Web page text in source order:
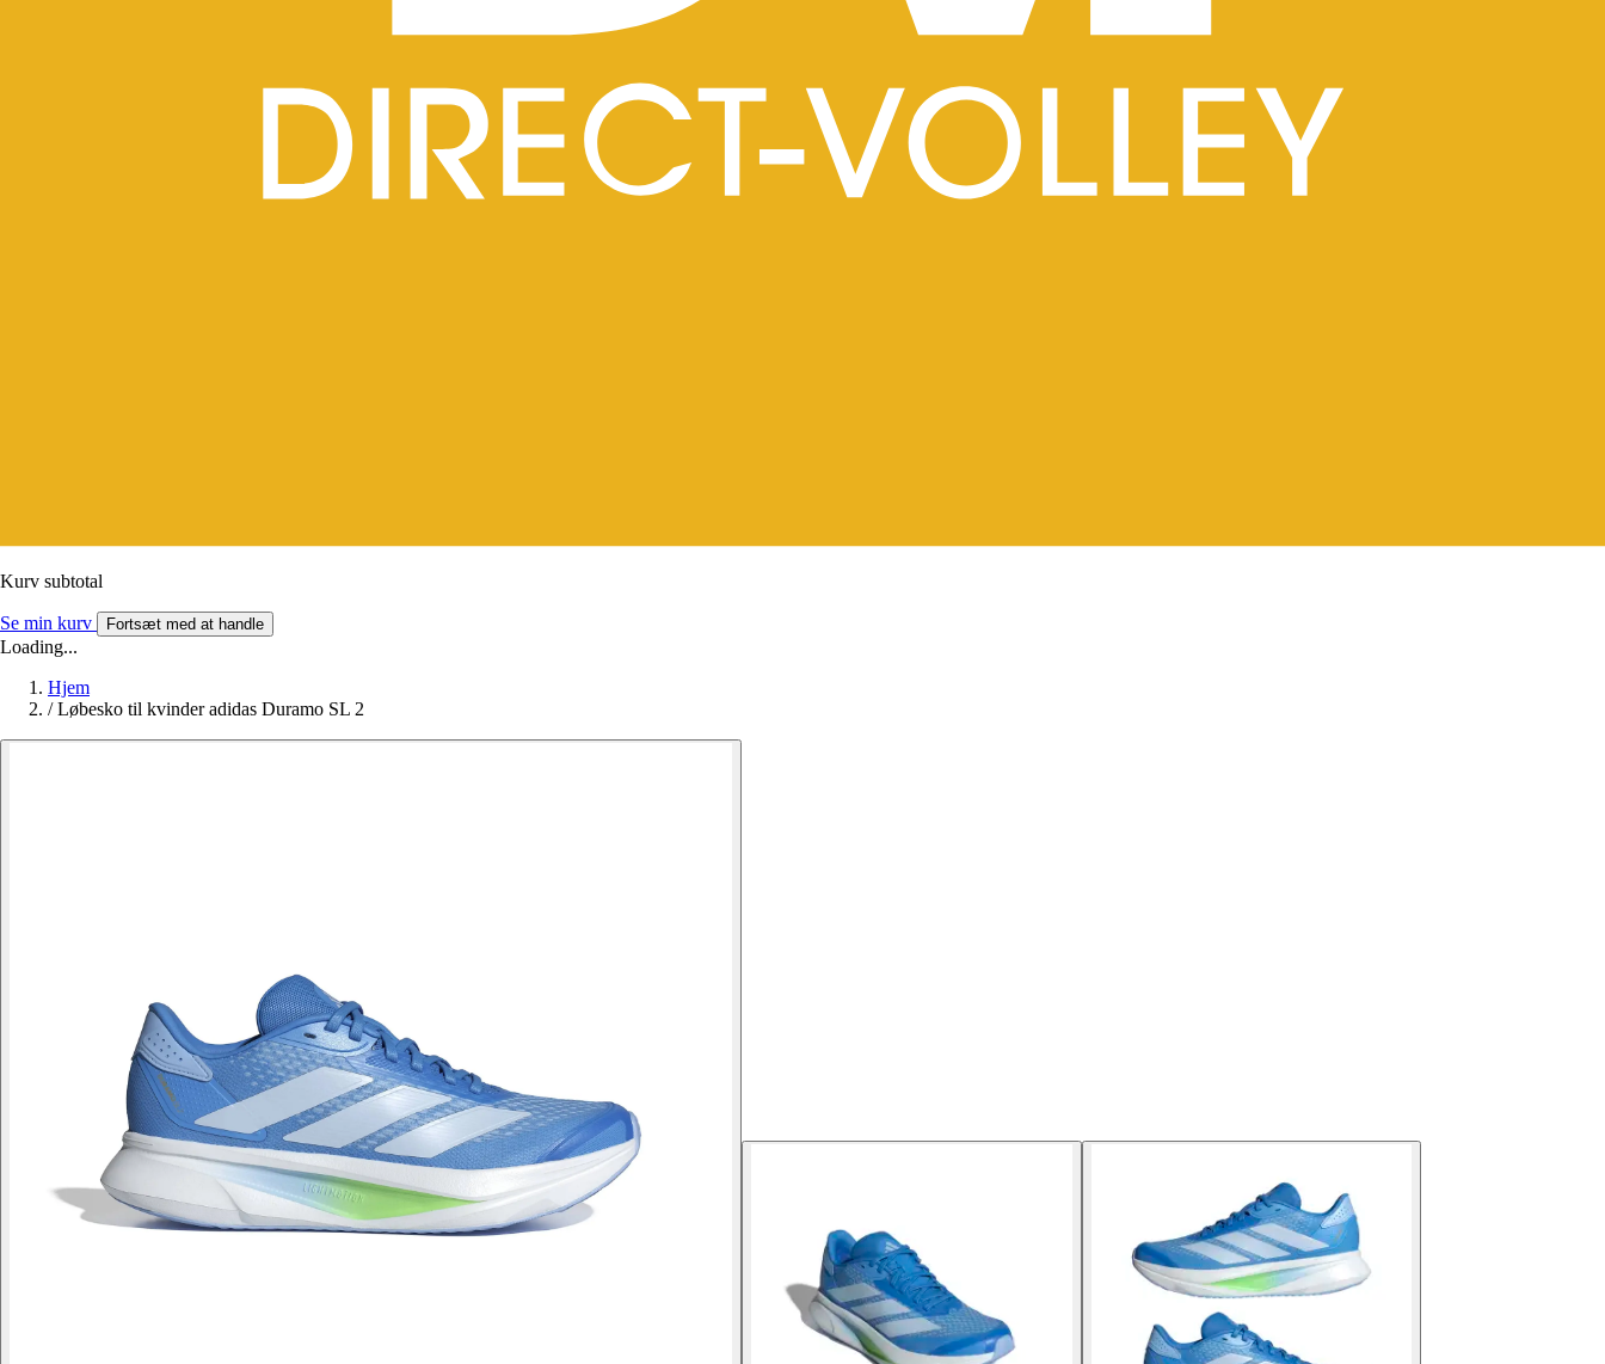
Kurv subtotal
Se min kurv Fortsæt med at handle
Loading...
Hjem
/ Løbesko til kvinder adidas Duramo SL 2